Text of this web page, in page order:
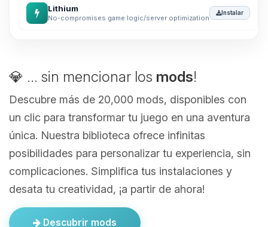
Lithium
No-compromises game logic/server optimization
Instalar
💎 ... sin mencionar los mods!
Descubre más de 20,000 mods, disponibles con
un clic para transformar tu juego en una aventura
única. Nuestra biblioteca ofrece infinitas
posibilidades para personalizar tu experiencia, sin
complicaciones. Simplifica tus instalaciones y
desata tu creatividad, ¡a partir de ahora!
Descubrir mods